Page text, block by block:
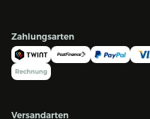
Zahlungsarten
Versandarten